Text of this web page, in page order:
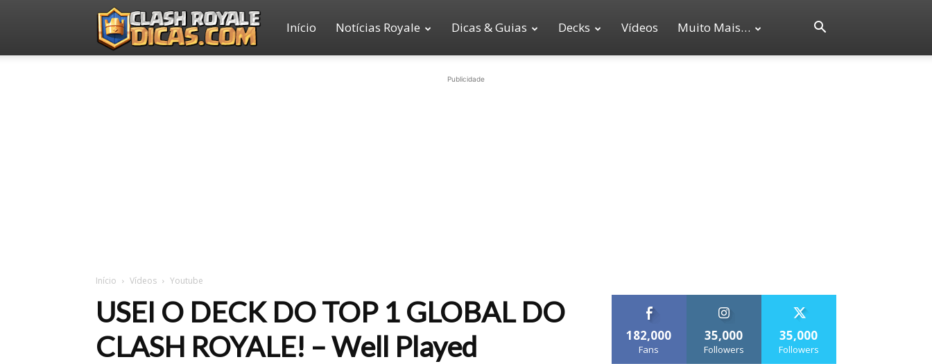
Clash
Início Notícias Royale Dicas & Guias Decks Vídeos Muito Mais…
Publicidade
Início Vídeos Youtube
USEI O DECK DO TOP 1 GLOBAL DO
CLASH ROYALE! – Well Played
182,000
Fans
35,000
Followers
35,000
Followers